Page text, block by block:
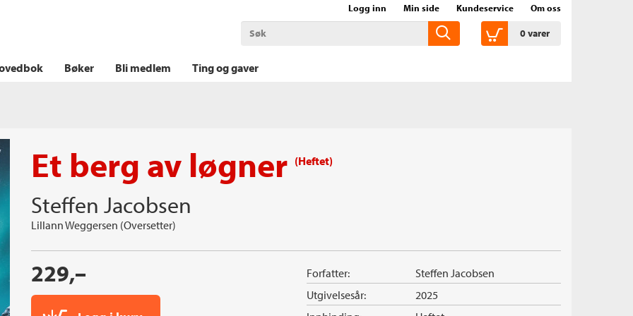
Logg inn Min side Kundeservice Om oss
0varer
Bøker Bli medlem Ting og gaver
Et berg av løgner (Heftet)
Steffen Jacobsen
Lillann Weggersen (Oversetter)
229,– Forfatter: Steffen Jacobsen
Utgivelsesår: 2025